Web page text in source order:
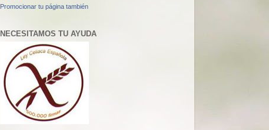
Promocionar tu página también
NECESITAMOS TU AYUDA